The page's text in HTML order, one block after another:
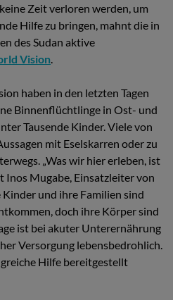
Zeit verloren werden, um
Hilfe zu bringen, mahnt die in
des Sudan aktive
Vision.
haben in den letzten Tagen
Binnenflüchtlinge in Ost- und
Tausende Kinder. Viele von
mit Eselskarren oder zu
„Was wir hier erleben, ist
Inos Mugabe, Einsatzleiter von
und ihre Familien sind
doch ihre Körper sind
ist bei akuter Unterernährung
Versorgung lebensbedrohlich.
Hilfe bereitgestellt